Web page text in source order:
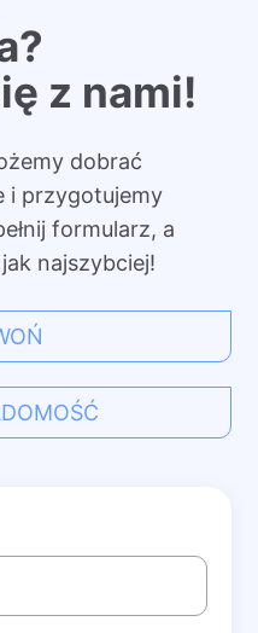
z nami!
dobrać
i przygotujemy
formularz, a
najszybciej!